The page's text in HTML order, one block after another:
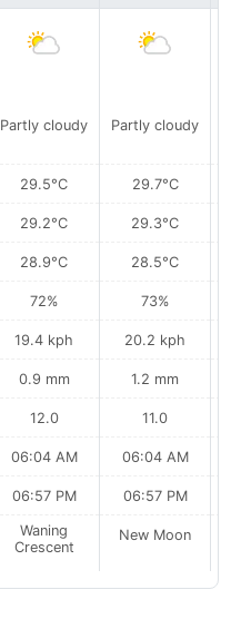
Partly cloudy
29.5°C
29.2°C
28.9°C
72%
19.4 kph
0.9 mm
12.0
06:04 AM
06:57 PM
Waning
Crescent
Partly cloudy
29.7°C
29.3°C
28.5°C
73%
20.2 kph
1.2 mm
11.0
06:04 AM
06:57 PM
New Moon